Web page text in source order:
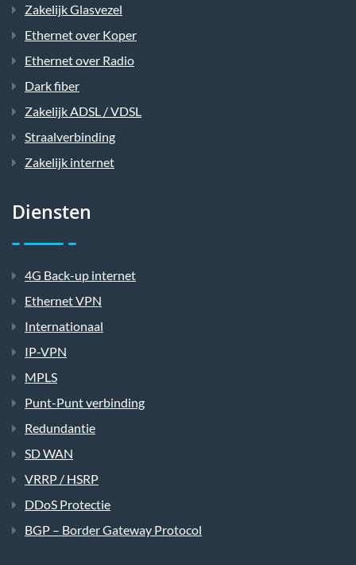
Zakelijk Glasvezel
Ethernet over Koper
Ethernet over Radio
Dark fiber
Zakelijk ADSL / VDSL
Straalverbinding
Zakelijk internet
Diensten
4G Back-up internet
Ethernet VPN
Internationaal
IP-VPN
MPLS
Punt-Punt verbinding
Redundantie
SD WAN
VRRP / HSRP
DDoS Protectie
BGP – Border Gateway Protocol